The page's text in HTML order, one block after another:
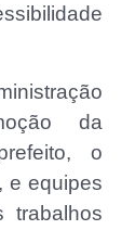
da
o
e equipes
trabalhos